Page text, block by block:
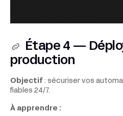
Étape 4 —
production
Objectif : sécuriser vos
fiables 24/7.
À apprendre :